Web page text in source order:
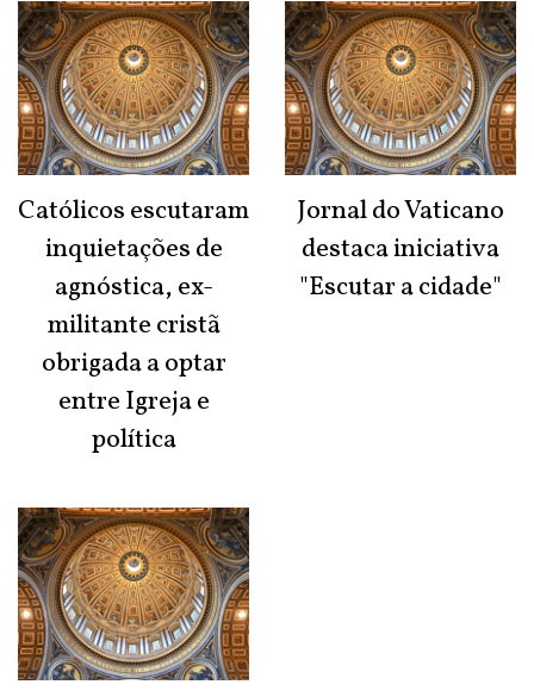
Católicos escutaram
inquietações de
agnóstica, ex-
militante cristã
obrigada a optar
entre Igreja e
política
Jornal do Vaticano
destaca iniciativa
"Escutar a cidade"